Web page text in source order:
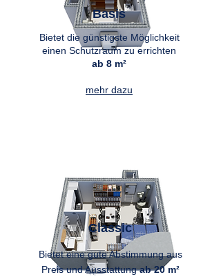
Basis
Bietet die günstigste Möglichkeit
einen Schutzraum zu errichten
ab 8 m²
mehr dazu
Classic
Bietet eine gute Abstimmung aus
Preis und Ausstattungab 20 m²